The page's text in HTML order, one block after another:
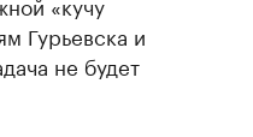
Гурьевска и
не будет